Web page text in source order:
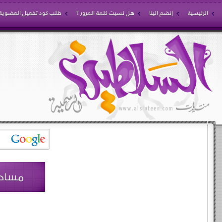
الرئيسية إنضم الينا هل نسيت كلمة المرور ؟ طلب كود تفعيل